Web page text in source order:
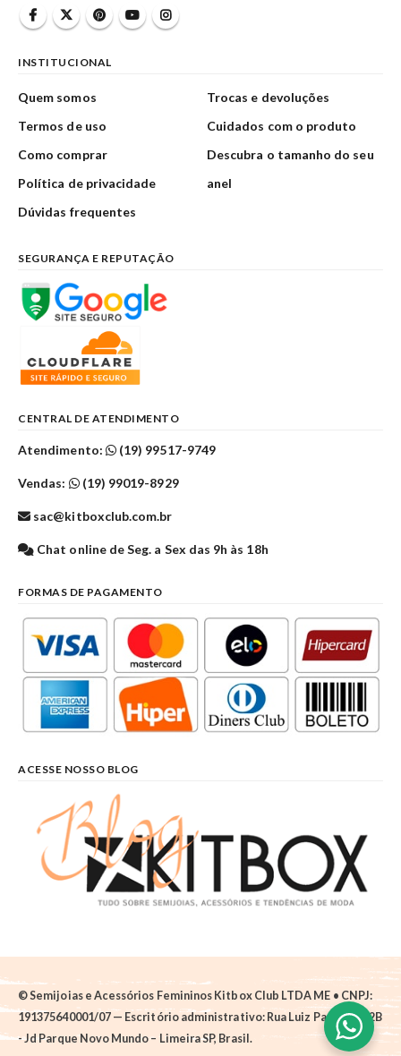
INSTITUCIONAL
Quem somos
Termos de uso
Como comprar
Política de privacidade
Dúvidas frequentes
Trocas e devoluções
Cuidados com o produto
Descubra o tamanho do seu
anel
SEGURANÇA E REPUTAÇÃO
CENTRAL DE ATENDIMENTO
Atendimento: (19) 99517-9749
Vendas: (19) 99019-8929
sac@kitboxclub.com.br
Chat online de Seg. a Sex das 9h às 18h
FORMAS DE PAGAMENTO
ACESSE NOSSO BLOG
© Semijoias e Acessórios Femininos Kitbox Club LTDA ME • CNPJ:
191375640001/07 — Escritório administrativo: Rua Luiz Pantano, 62B
- Jd Parque Novo Mundo – Limeira SP, Brasil.